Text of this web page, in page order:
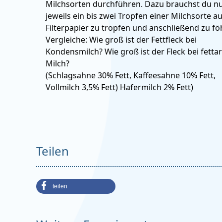
Milchsorten durchführen. Dazu brauchst du
jeweils ein bis zwei Tropfen einer Milchsorte
Filterpapier zu tropfen und anschließend zu
Vergleiche: Wie groß ist der Fettfleck bei
Kondensmilch? Wie groß ist der Fleck bei
Milch?
(Schlagsahne 30% Fett, Kaffeesahne 10% Fett,
Vollmilch 3,5% Fett) Hafermilch 2% Fett)
Teilen
teilen